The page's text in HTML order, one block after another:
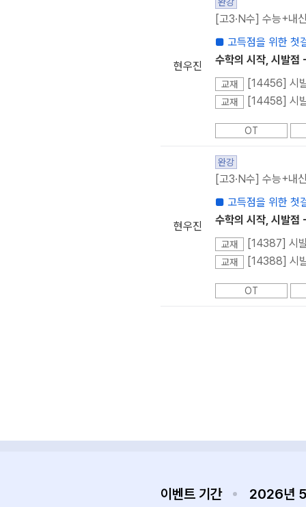
현우진
[고3·N수] 수능+내
■ 고득점을 위한 첫
수학의 시작, 시발점
교재 [14456] 시
교재 [14458] 시
OT
현우진
완강
[고3·N수] 수능+내
■ 고득점을 위한 첫
수학의 시작, 시발점
교재 [14387] 시
교재 [14388] 시
OT
이벤트 기간
2026년